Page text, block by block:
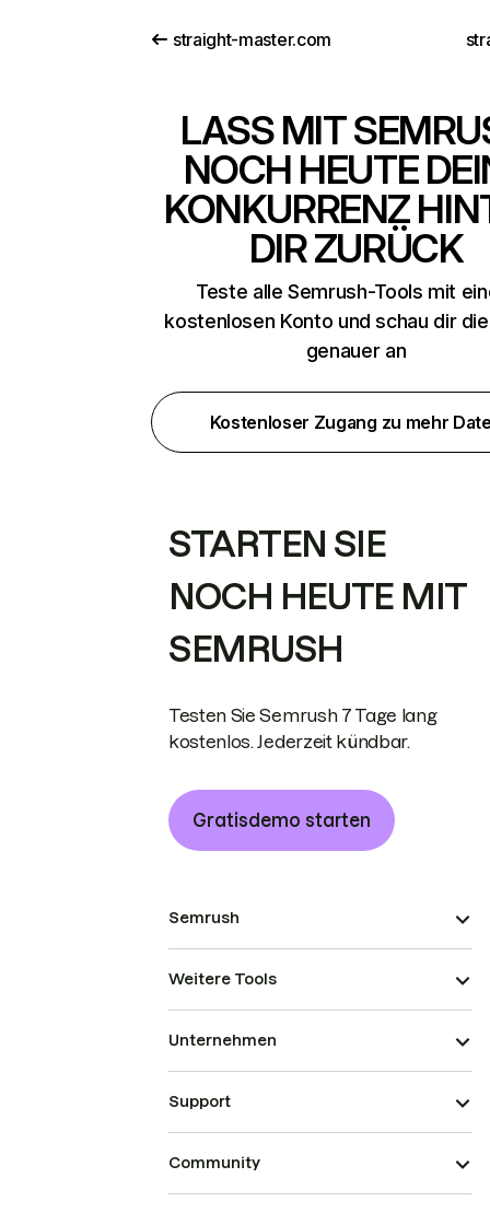
straight-master.com
LASS MIT
NOCH HEUTE
KONKURRENZ
DIR ZURÜCK
Teste alle Semrush-Tools mit
kostenlosen Konto und schau dir
genauer an
Kostenloser Zugang zu mehr
STARTEN SIE
NOCH HEUTE MIT
SEMRUSH
Testen Sie Semrush 7 Tage lang
kostenlos. Jederzeit kündbar.
Gratisdemo starten
Semrush
Weitere Tools
Unternehmen
Support
Community